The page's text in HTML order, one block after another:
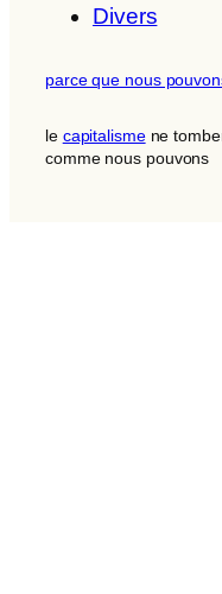
Divers
parce que nous
le capitalismene
comme nous pouvons